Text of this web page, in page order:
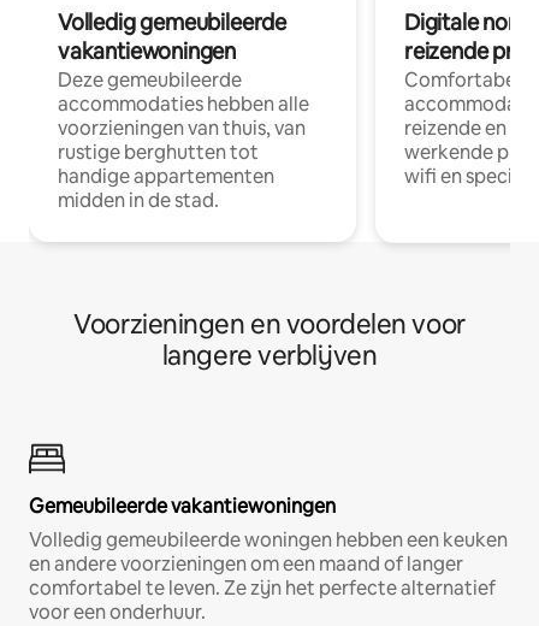
Volledig gemeubileerde
vakantiewoningen
Deze gemeubileerde
accommodaties hebben alle
voorzieningen van thuis, van
rustige berghutten tot
handige appartementen
midden in de stad.
Digitale
reizende
Comfortabele
reizende en
werkende
wifi en
Voorzieningen en voordelen voor
langere verblijven
Gemeubileerde vakantiewoningen
Volledig gemeubileerde woningen hebben een keuken
en andere voorzieningen om een maand of langer
comfortabel te leven. Ze zijn het perfecte alternatief
voor een onderhuur.